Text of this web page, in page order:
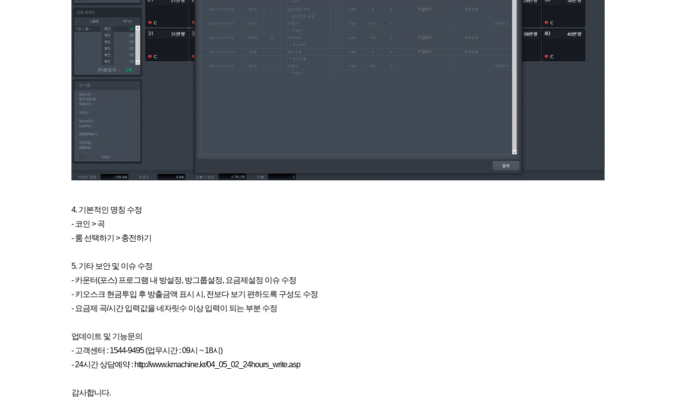
4. 기본적인 명칭 수정
- 코인 > 곡
- 룸 선택하기 > 충전하기
5. 기타 보안 및 이슈 수정
- 카운터(포스) 프로그램 내 방설정, 방그룹설정, 요금제설정 이슈 수정
- 키오스크 현금투입 후 방출금액 표시 시, 전보다 보기 편하도록 구성도 수정
- 요금제 곡/시간 입력값을 네자릿수 이상 입력이 되는 부분 수정
업데이트 및 기능문의
- 고객센터 : 1544-9495 (업무시간 : 09시 ~ 18시)
- 24시간 상담예약 : http://www.kmachine.kr/04_05_02_24hours_write.asp
감사합니다.